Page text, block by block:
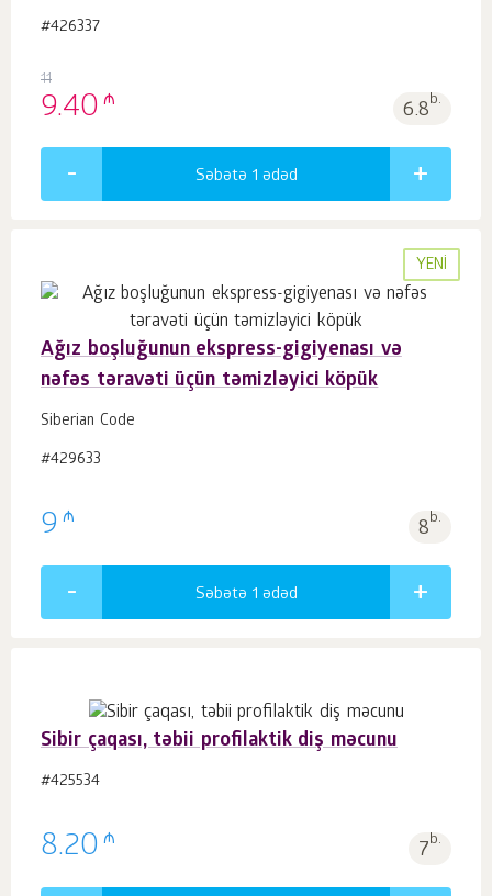
#426337
11
9.40 ₼ 6.8b.
Səbətə 1 ədəd
YENI
Ağız boşluğunun ekspress-gigiyenası və
nəfəs təravəti üçün təmizləyici köpük
Siberian Code
#429633
9 ₼ 8b.
Səbətə 1 ədəd
Sibir çaqası, təbii profilaktik diş məcunu
#425534
8.20 ₼ 7b.